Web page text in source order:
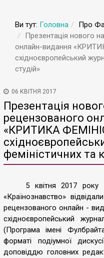
Ви тут: Головна Про
Презентація нового
онлайн-видання
східноєвропейський
студій»
06 КВІТНЯ 2017
Презентація
рецензованого
«КРИТИКА
феміністичних та
5 квітня 2017 року
«Країнознавство»
рецензованого онлайн -
східноєвропейський
(Програма імені
форматі подіумної
доповіддю головних